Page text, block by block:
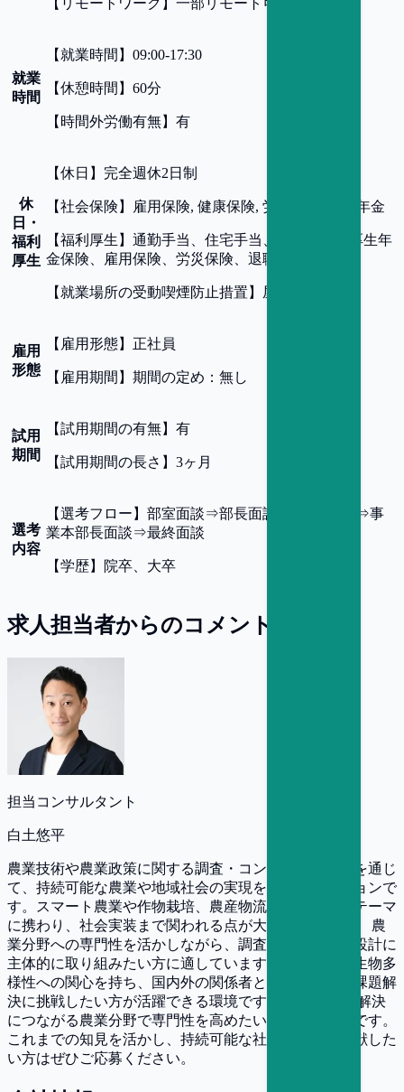
就業
時間
【 就業時間 】 09:00-17:30
【休憩時間 】 60分
【 時間外労働有無】 有
休
日・
福利
厚生
【休日 】 完全週休2日制
【社会保険 】 雇用保険, 健康保険, 労災保険, 厚生年金
【福利厚生 】 通勤手当、住宅手当、健康保険、厚生年
金保険、雇用保険、労災保険、退職金制度
【 就業場所の受動喫煙防止措置 】 屋内禁煙
雇用
形態
【 雇用形態】 正社員
【 雇用期間 】 期間の定め：無し
試用
期間
【試用期間の有無】 有
【試用期間の長さ 】 3ヶ月
選考
内容
【選考フロー 】 部室面談⇒部長面談⇒BU長面談⇒事
業本部長面談⇒最終面談
【学歴】 院卒、大卒
求人担当者からのコメント
担当コンサルタント
白土悠平
農業技術や農業政策に関する調査・コンサルティングを通じ
て、持続可能な農業や地域社会の実現を支えるポジションで
す。スマート農業や作物栽培、農産物流通など幅広いテーマ
に携わり、社会実装まで関われる点が大きな魅力です。 農
業分野への専門性を活かしながら、調査・分析や制度設計に
主体的に取り組みたい方に適しています。自然資源や生物多
様性への関心を持ち、国内外の関係者と協働しながら課題解
決に挑戦したい方が活躍できる環境です。 社会課題の解決
につながる農業分野で専門性を高めたい方におすすめです。
これまでの知見を活かし、持続可能な社会づくりに貢献した
い方はぜひご応募ください。